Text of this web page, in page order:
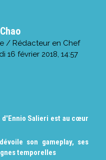
/ Rédacteur en Chef
16 février 2018, 14:57
Salieri est au cœur
son gameplay, ses
temporelles